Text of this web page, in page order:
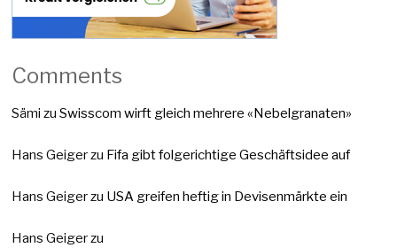
Comments
Sämi zuSwisscom wirft gleich mehrere «Nebelgranaten»
Hans Geigerzu Fifa gibt folgerichtige Geschäftsidee auf
Hans Geigerzu USA greifen heftig in Devisenmärkte ein
Hans Geigerzu